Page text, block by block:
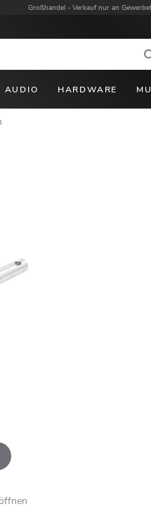
Großhandel - Verkauf nur an
AUDIO HARDWARE